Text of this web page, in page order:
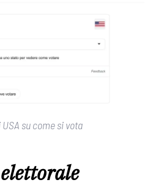
su come si vota